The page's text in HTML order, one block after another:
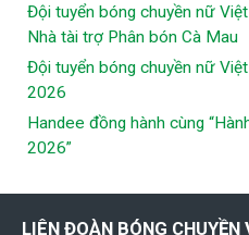
Đội tuyển bóng chuyền nữ
Nhà tài trợ Phân bón Cà Mau
Đội tuyển bóng chuyền nữ
2026
Handee đồng hành cùng
2026”
LIÊN ĐOÀN BÓNG